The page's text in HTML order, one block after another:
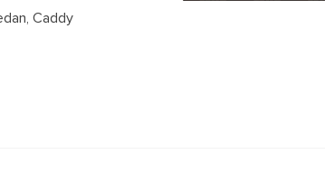
Caddy